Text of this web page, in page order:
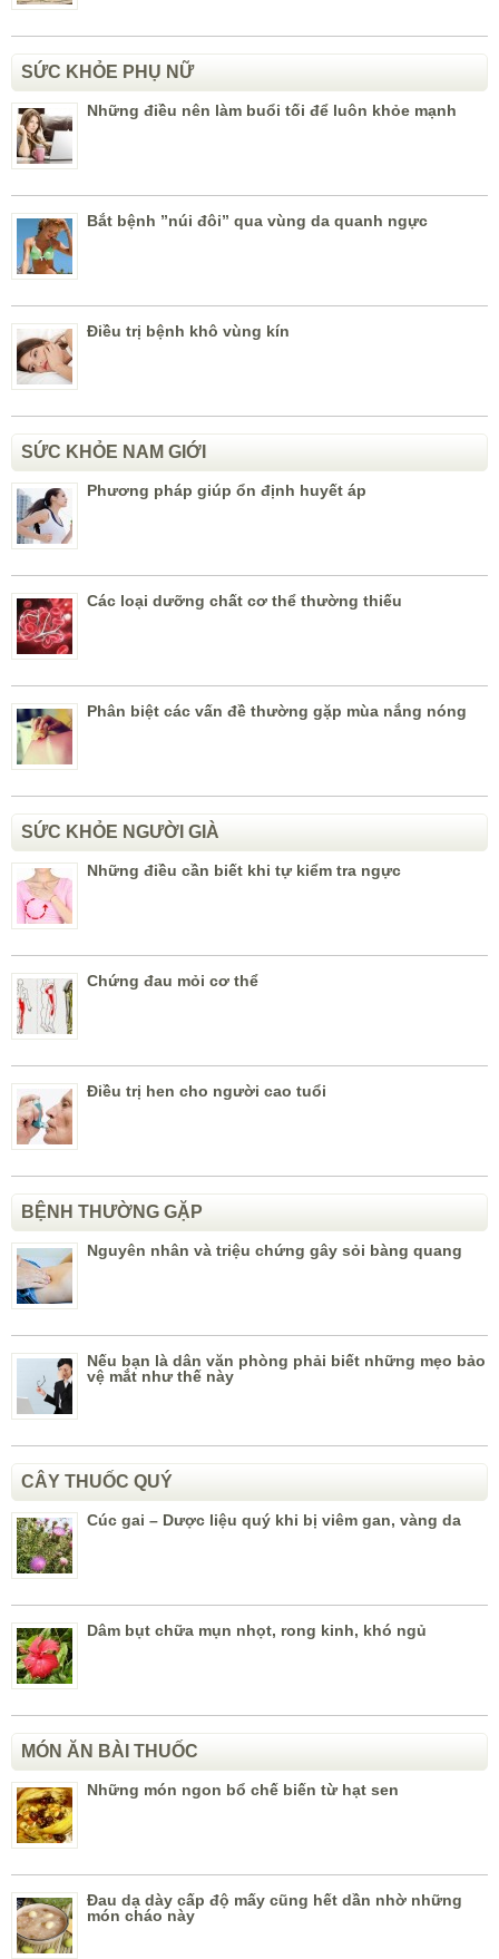
SỨC KHỎE PHỤ NỮ
Những điều nên làm buổi tối để luôn khỏe mạnh
Bắt bệnh ”núi đôi” qua vùng da quanh ngực
Điều trị bệnh khô vùng kín
SỨC KHỎE NAM GIỚI
Phương pháp giúp ổn định huyết áp
Các loại dưỡng chất cơ thể thường thiếu
Phân biệt các vấn đề thường gặp mùa nắng nóng
SỨC KHỎE NGƯỜI GIÀ
Những điều cần biết khi tự kiểm tra ngực
Chứng đau mỏi cơ thể
Điều trị hen cho người cao tuổi
BỆNH THƯỜNG GẶP
Nguyên nhân và triệu chứng gây sỏi bàng quang
Nếu bạn là dân văn phòng phải biết những mẹo bảo
vệ mắt như thế này
CÂY THUỐC QUÝ
Cúc gai – Dược liệu quý khi bị viêm gan, vàng da
Dâm bụt chữa mụn nhọt, rong kinh, khó ngủ
MÓN ĂN BÀI THUỐC
Những món ngon bổ chế biến từ hạt sen
Đau dạ dày cấp độ mấy cũng hết dần nhờ những
món cháo này